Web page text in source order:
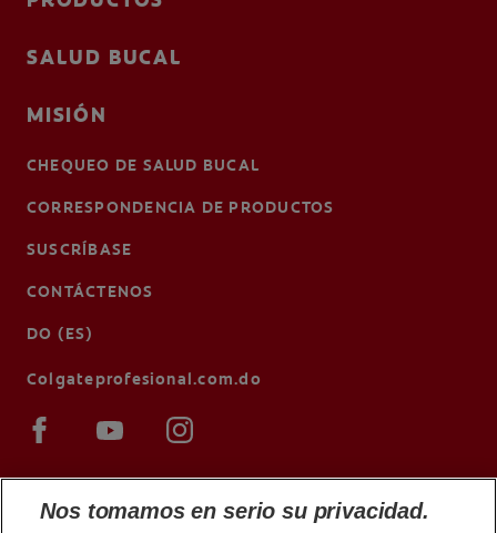
SALUD BUCAL
MISIÓN
CHEQUEO DE SALUD BUCAL
CORRESPONDENCIA DE PRODUCTOS
SUSCRÍBASE
CONTÁCTENOS
DO (ES)
Colgateprofesional.com.do
Nos tomamos en serio su privacidad.